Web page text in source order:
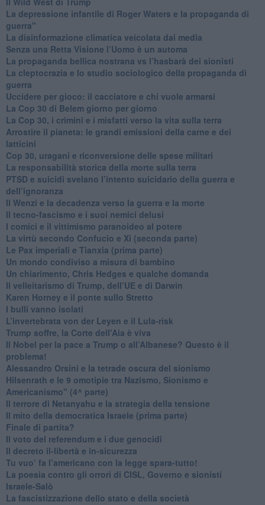
​La depressione infantile di Roger Waters e la propaganda di
guerra"
​La disinformazione climatica veicolata dai media
Senza una Retta Visione l’Uomo è un automa
​La propaganda bellica nostrana vs l’hasbarà dei sionisti
​La cleptocrazia e lo studio sociologico della propaganda di
guerra
​Uccidere per gioco: il cacciatore e chi vuole armarsi
​La Cop 30 di Belem giorno per giorno
La Cop 30, i crimini e i misfatti verso la vita sulla terra
Arrostire il pianeta: le grandi emissioni della carne e dei
latticini
​Cop 30, uragani e riconversione delle spese militari
La responsabilità storica della morte sulla terra
PTSD e suicidi svelano l’intento suicidario della guerra e
dell’ignoranza
Il Wenzi e la decadenza verso la guerra e la morte
​Il tecno-fascismo e i suoi nemici delusi
​I comici e il vittimismo paranoideo al potere
​La virtù secondo Confucio e Xi (seconda parte)
Le Pax imperiali e Tianxia (prima parte)
Un mondo condiviso a misura di bambino
​Un chiarimento, Chris Hedges e qualche domanda
Il velleitarismo di Trump, dell’UE e di Darwin
​Karen Horney e il ponte sullo Stretto
​I bulli vanno isolati
L’invertebrata von der Leyen e il Lula-risk
Trump soffre, la Corte dell'Aia è viva
​Il Nobel per la pace a Trump o all’Albanese? Questo è il
problema!
​Alessandro Orsini e la tetrade oscura del sionismo
​Hilsenrath e le 9 omotipie tra Nazismo, Sionismo e
Americanismo" (4^ parte)
​Il terrore di Netanyahu e la strategia della tensione
Il mito della democratica Israele (prima parte)
​Finale di partita?
​Il voto del referendum e i due genocidi
Il decreto il-libertà e in-sicurezza
Tu vuo’ fa l’americano con la legge spara-tutto!
La poesia contro gli orrori di CISL, Governo e sionisti
Israele-Salò
​La fascistizzazione dello stato e della società